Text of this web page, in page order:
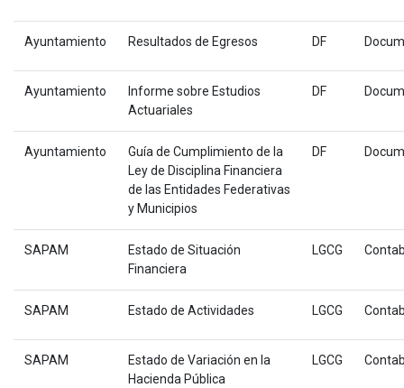
Ayuntamiento Resultados de Egresos DF
Ayuntamiento
Informe sobre Estudios
Actuariales
DF
Ayuntamiento
Guía de Cumplimiento de la
Ley de Disciplina Financiera
de las Entidades Federativas
y Municipios
DF
SAPAM
Estado de Situación
Financiera
LGCG
SAPAM Estado de Actividades LGCG
SAPAM
Estado de Variación en la
Hacienda Pública
LGCG